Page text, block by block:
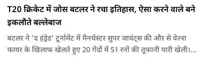
T20 क्रिकेट में जोस बटलर ने रचा इतिहास, ऐसा करने वाले बने
इकलौते बल्लेबाज
बटलर ने 'द हंड्रेड' टूर्नामेंट में मैनचेस्टर सुपर जायंट्स की और से वेल्श
फायर के खिलाफ खेलते हुए 20 गेंदों में 51 रनों की तूफानी पारी खेली।